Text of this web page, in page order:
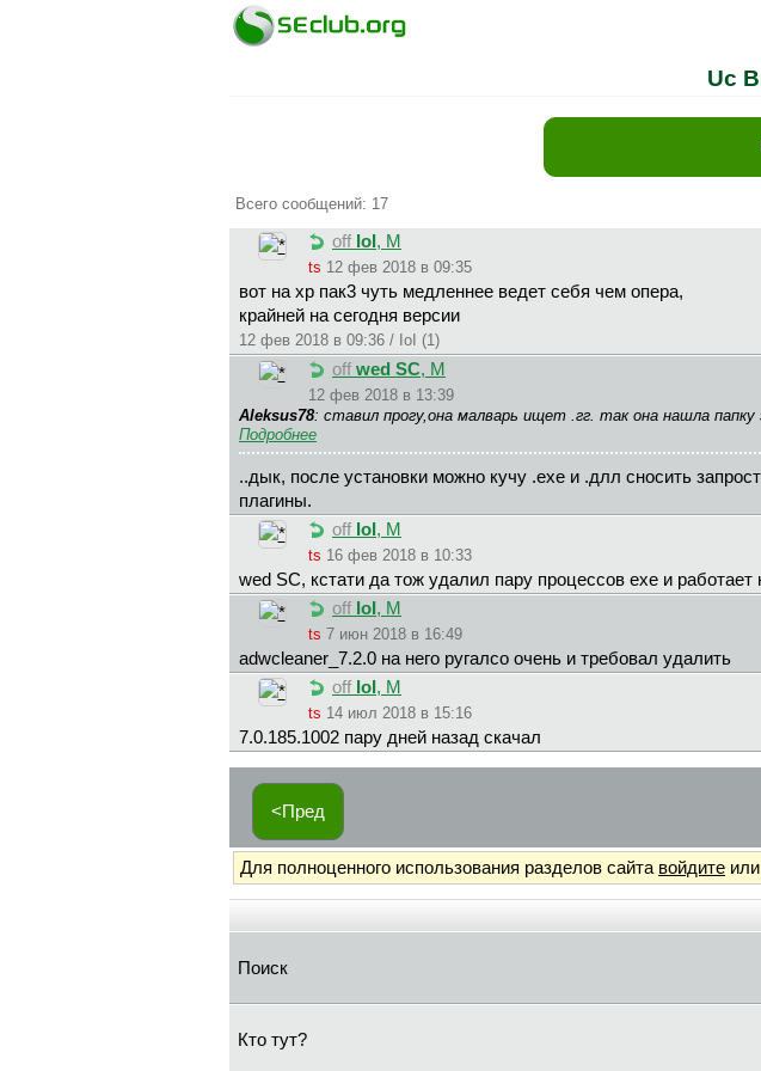
Uc
Всего сообщений: 17
off IoI , М
ts 12 фев 2018 в 09:35
вот на хр пак3 чуть медленнее ведет себя чем опера,
крайней на сегодня версии
12 фев 2018 в 09:36 / IoI (1)
off wed SC, М
12 фев 2018 в 13:39
Aleksus78: ставил прогу,она малварь ищет .гг. так она нашла
Подробнее
..дык, после установки можно кучу .ехе и .длл сносить
плагины.
off IoI , М
ts 16 фев 2018 в 10:33
wed SC, кстати да тож удалил пару процессов ехе и работает
off IoI , М
ts 7 июн 2018 в 16:49
adwcleaner_7.2.0 на него ругалсо очень и требовал удалить
off IoI , М
ts 14 июл 2018 в 15:16
7.0.185.1002 пару дней назад скачал
<Пред
Для полноценного использования разделов сайта войдите или
Поиск
Кто тут?